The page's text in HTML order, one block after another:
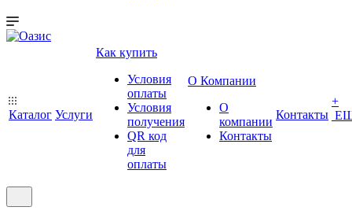
Каталог Услуги
Как купить
Условия
оплаты
Условия
получения
QR код
для
оплаты
О Компании
О
компании
Контакты
Контакты
+